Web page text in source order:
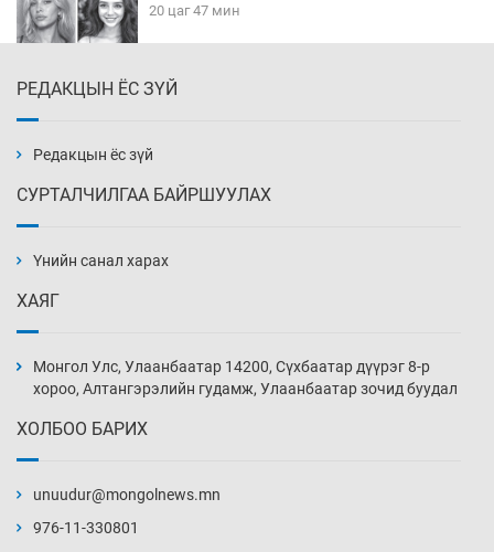
20 цаг 47 мин
21 цаг 17 мин
нэмэгджээ
21 цаг 47 мин
22 цаг 17 мин
РЕДАКЦЫН ЁС ЗҮЙ
Редакцын ёс зүй
СУРТАЛЧИЛГАА БАЙРШУУЛАХ
Үнийн санал харах
ХАЯГ
Монгол Улс, Улаанбаатар 14200, Сүхбаатар дүүрэг 8-р
хороо, Алтангэрэлийн гудамж, Улаанбаатар зочид буудал
ХОЛБОО БАРИХ
unuudur@mongolnews.mn
976-11-330801